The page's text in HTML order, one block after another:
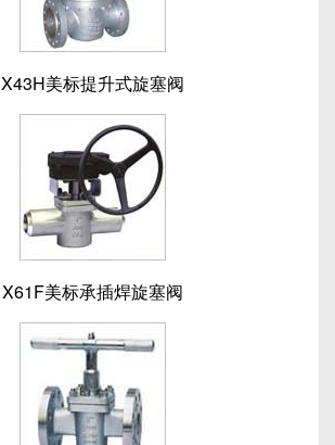
X43H美标提升式旋塞阀
X61F美标承插焊旋塞阀